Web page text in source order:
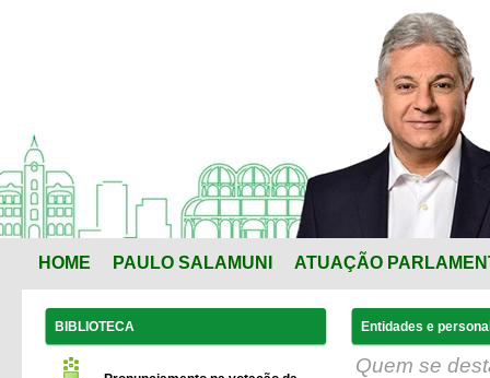
HOME PAULO SALAMUNI ATUAÇÃO
BIBLIOTECA Entidades e
Quem se